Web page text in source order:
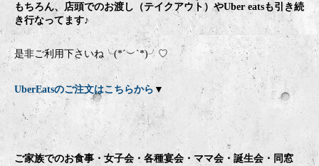
もちろん、店頭でのお渡し（テイクアウト）やUber eatsも引き続
き行なってます♪
是非ご利用下さいね╰(*´︶`*)╯♡
UberEatsのご注文はこちらから ▼
ご家族でのお食事・女子会・各種宴会・ママ会・誕生会・同窓